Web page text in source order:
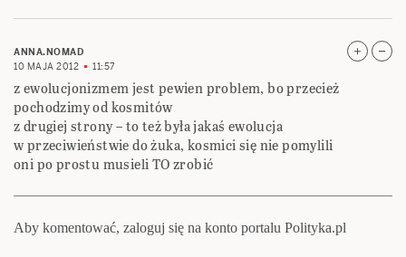
ANNA.NOMAD
10 MAJA 2012
11:57
z ewolucjonizmem jest pewien problem, bo przecież
pochodzimy od kosmitów
z drugiej strony – to też była jakaś ewolucja
w przeciwieństwie do żuka, kosmici się nie pomylili
oni po prostu musieli TO zrobić
Aby komentować, zaloguj się na konto portalu Polityka.pl